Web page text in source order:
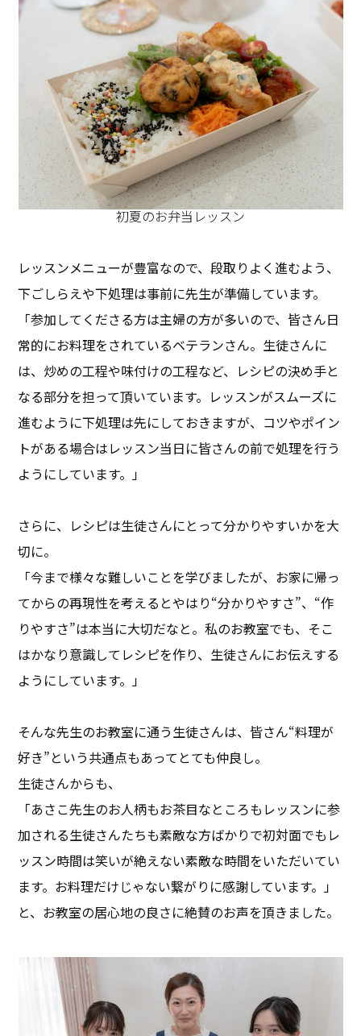
初夏のお弁当レッスン
レッスンメニューが豊富なので、段取りよく進むよう、
下ごしらえや下処理は事前に先生が準備しています。
「参加してくださる方は主婦の方が多いので、皆さん日
常的にお料理をされているベテランさん。生徒さんに
は、炒めの工程や味付けの工程など、レシピの決め手と
なる部分を担って頂いています。レッスンがスムーズに
進むように下処理は先にしておきますが、コツやポイン
トがある場合はレッスン当日に皆さんの前で処理を行う
ようにしています。」
さらに、レシピは生徒さんにとって分かりやすいかを大
切に。
「今まで様々な難しいことを学びましたが、お家に帰っ
てからの再現性を考えるとやはり“分かりやすさ”、“作
りやすさ”は本当に大切だなと。私のお教室でも、そこ
はかなり意識してレシピを作り、生徒さんにお伝えする
ようにしています。」
そんな先生のお教室に通う生徒さんは、皆さん“料理が
好き”という共通点もあってとても仲良し。
生徒さんからも、
「あさこ先生のお人柄もお茶目なところもレッスンに参
加される生徒さんたちも素敵な方ばかりで初対面でもレ
ッスン時間は笑いが絶えない素敵な時間をいただいてい
ます。お料理だけじゃない繋がりに感謝しています。」
と、お教室の居心地の良さに絶賛のお声を頂きました。